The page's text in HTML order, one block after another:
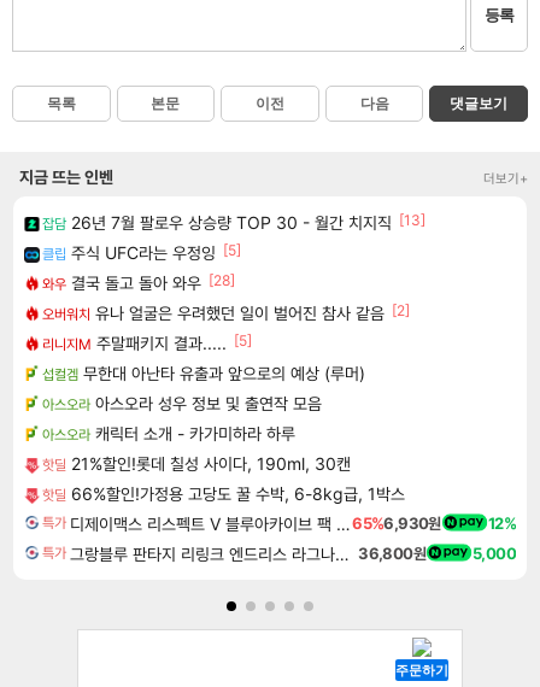
등록
목록 본문 이전 다음 댓글보기
지금 뜨는 인벤 더보기+
잡담 26년 7월 팔로우 상승량 TOP 30 - 월간 치지직 [13]
클립 주식 UFC라는 우정잉 [5]
와우 결국 돌고 돌아 와우 [28]
오버워치 유나 얼굴은 우려했던 일이 벌어진 참사 같음 [2]
리니지M 주말패키지 결과..... [5]
섭컬겜 무한대 아난타 유출과 앞으로의 예상 (루머)
아스오라 아스오라 성우 정보 및 출연작 모음
아스오라 캐릭터 소개 - 카가미하라 하루
핫딜 21%할인!롯데 칠성 사이다, 190ml, 30캔
핫딜 66%할인!가정용 고당도 꿀 수박, 6-8kg급, 1박스
특가 디제이맥스 리스펙트 V 블루아카이브 팩 DJMAX RESPECT V Blue Archive Pack DLC65%6,930원 12%
특가 그랑블루 판타지 리링크 엔드리스 라그나로크 업그레이드 킷 Granblue Fantasy Relink Endless Ragnarok Upgrade Kit DLC 36,800원 5,000